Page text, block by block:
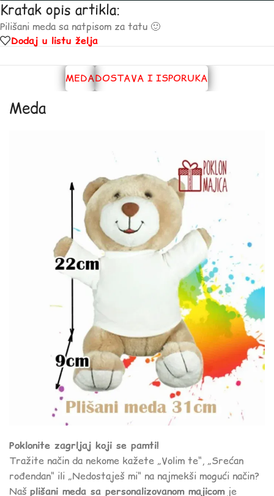
Kratak opis artikla:
Pilišani meda sa natpisom za tatu 🙂
Dodaj u listu želja
MEDADOSTAVA I ISPORUKA
Meda
Poklonite zagrljaj koji se pamti!
Tražite način da nekome kažete „Volim te“, „Srećan
rođendan“ ili „Nedostaješ mi“ na najmekši mogući način?
Naš plišani meda sa personalizovanom majicomje